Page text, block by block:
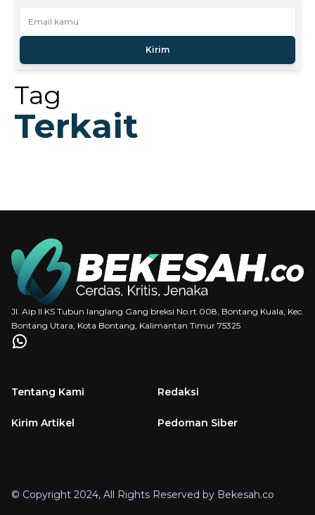
Kirim
Tag
Terkait
Jl. Aip II KS Tubun langlang Gang breksi No.rt.008, Bontang Kuala, Kec.
Bontang Utara, Kota Bontang, Kalimantan Timur 75325
Tentang Kami Redaksi
Kirim Artikel Pedoman Siber
© Copyright 2024, All Rights Reserved by Bekesah.co